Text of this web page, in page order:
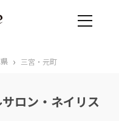
› 三宮・元町
ロン・ネイリス